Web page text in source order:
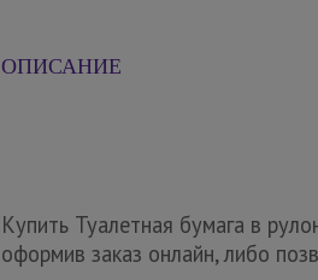
ОПИСАНИЕ
Купить Туалетная бумага в
оформив заказ онлайн, либо